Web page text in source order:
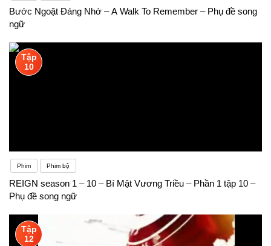
Bước Ngoặt Đáng Nhớ – A Walk To Remember – Phụ đề song
ngữ
Tập
10
Phim Phim bộ
REIGN season 1 – 10 – Bí Mật Vương Triều – Phần 1 tập 10 –
Phụ đề song ngữ
Tập
12